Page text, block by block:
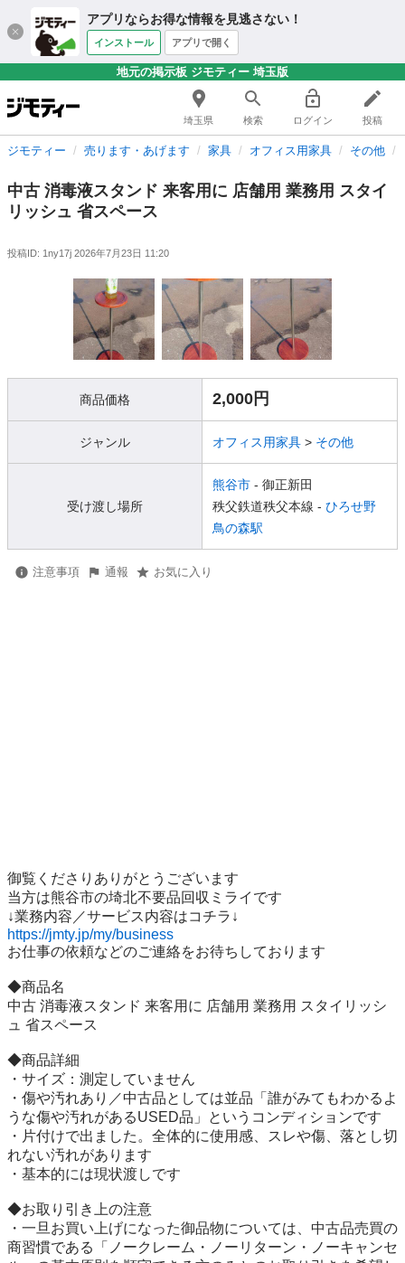
アプリならお得な情報を見逃さない！
インストール アプリで開く
地元の掲示板 ジモティー 埼玉版
埼玉県 検索 ログイン 投稿
ジモティー 売ります・あげます 家具 オフィス用家具 その他
中古 消毒液スタンド 来客用に 店舗用 業務用 スタイ
リッシュ 省スペース
投稿ID: 1ny17j 2026年7月23日 11:20
商品価格 2,000円
ジャンル オフィス用家具 > その他
受け渡し場所
熊谷市 - 御正新田
秩父鉄道秩父本線 - ひろせ野
鳥の森駅
注意事項 通報 お気に入り
御覧くださりありがとうございます
当方は熊谷市の埼北不要品回収ミライです
https://jmty.jp/my/business
お仕事の依頼などのご連絡をお待ちしております
◆商品名
中古 消毒液スタンド 来客用に 店舗用 業務用 スタイリッシ
ュ 省スペース
◆商品詳細
・サイズ：測定していません
・傷や汚れあり／中古品としては並品「誰がみてもわかるよ
うな傷や汚れがあるUSED品」というコンディションです
・片付けで出ました。全体的に使用感、スレや傷、落とし切
れない汚れがあります
・基本的には現状渡しです
◆お取り引き上の注意
・一旦お買い上げになった御品物については、中古品売買の
商習慣である「ノークレーム・ノーリターン・ノーキャンセ